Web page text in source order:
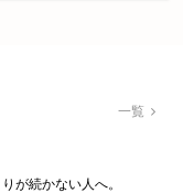
が続かない人へ。
一覧